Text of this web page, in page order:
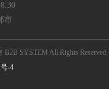
市
SYSTEM All Rights Reserved
-4